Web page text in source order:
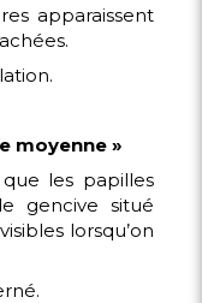
apparaissent
moyenne »
les papilles
gencive situé
lorsqu’on